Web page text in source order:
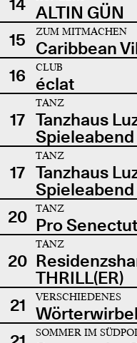
ALTIN GÜN
15
ZUM MITMACHEN
Caribbean
16
CLUB
éclat
17
TANZ
Tanzhaus
Spieleabend
17
TANZ
Tanzhaus
Spieleabend
20
TANZ
Pro
20
TANZ
THRILL(ER)
21
VERSCHIEDENES
Wörterwirbel
SOMMER IM